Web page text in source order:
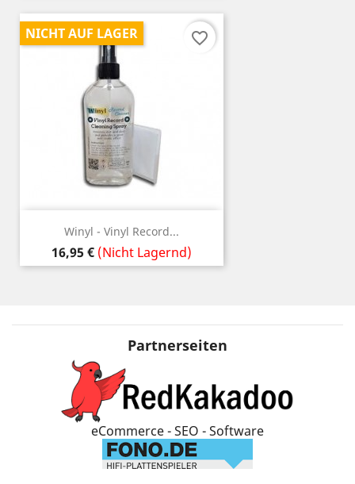
Winyl - Vinyl Record...
Preis
16,95 € (Nicht Lagernd)
NICHT AUF LAGER favorite_border
Partnerseiten
eCommerce - SEO - Software